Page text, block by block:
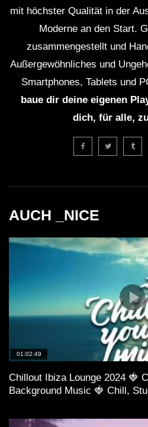
• Photo: https://
#summer2021
WICHTIG:
Du solltest übrigens gerade
dem Video kannst du z.B. den
unterstützen. Definitiv solltest
und wenn Du einen
mit höchster Qualität in der
Moderne an den Start.
zusammengestellt und
Außergewöhnliches und
Smartphones, Tablets und
baue dir deine eigenen
dich, für alle,
AUCH _NICE
01:02:49
Chillout Ibiza Lounge 2024 🍓
Background Music 🍓 Chill,